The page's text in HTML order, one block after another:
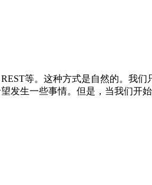
等。这种方式是自然的。我
生一些事情。但是，当我们开